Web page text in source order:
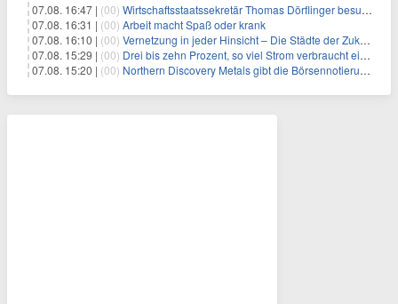
07.08. 16:47 | (00) Wirtschaftsstaatssekretär Thomas Dörflinger besucht Handwerksbetrieb im Kammerbezirk Freiburg
07.08. 16:31 | (00) Arbeit macht Spaß oder krank
07.08. 16:10 | (00) Vernetzung in jeder Hinsicht – Die Städte der Zukunft sind grün-blau
07.08. 15:29 | (00) Drei bis zehn Prozent, so viel Strom verbraucht ein Aufzug im Gebäude
07.08. 15:20 | (00) Northern Discovery Metals gibt die Börsennotierung an der Frankfurter Wertpapierbörse bekannt